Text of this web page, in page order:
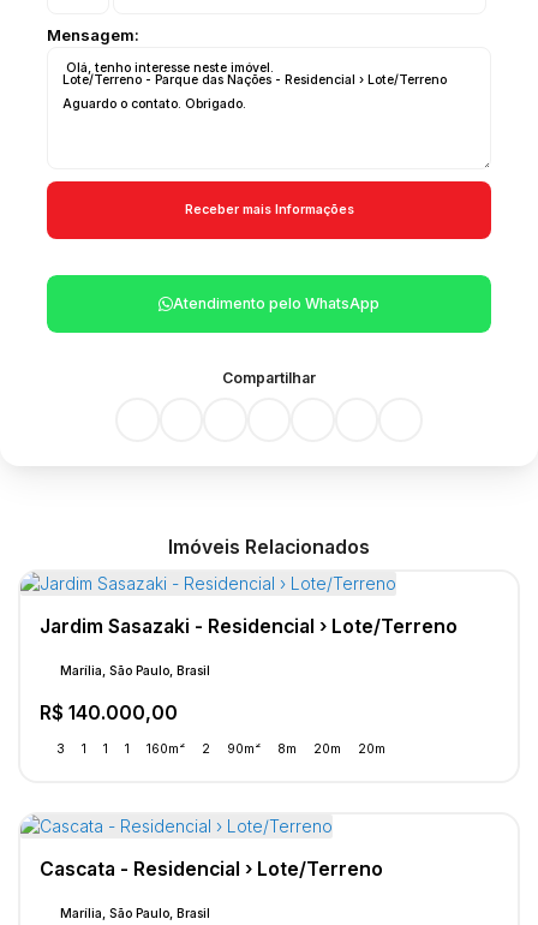
Mensagem:
Atendimento pelo WhatsApp
Compartilhar
Imóveis Relacionados
Jardim Sasazaki - Residencial › Lote/Terreno
R$ 140.000,00
Marília, São Paulo, Brasil
3 1 1 1 160m² 2 90m² 8m 20m 20m
Cascata - Residencial › Lote/Terreno
Marília, São Paulo, Brasil